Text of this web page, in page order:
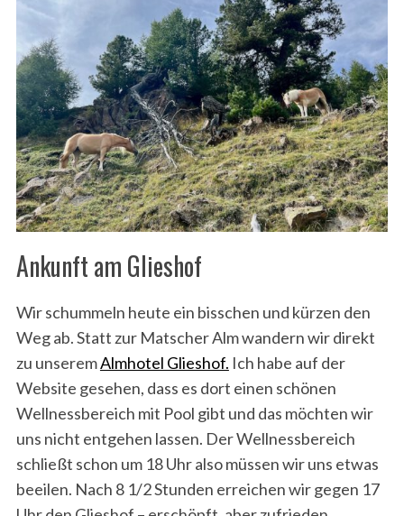
Ankunft am Glieshof
Wir schummeln heute ein bisschen und kürzen den
Weg ab. Statt zur Matscher Alm wandern wir direkt
zu unseremAlmhotel Glieshof. Ich habe auf der
Website gesehen, dass es dort einen schönen
Wellnessbereich mit Pool gibt und das möchten wir
uns nicht entgehen lassen. Der Wellnessbereich
schließt schon um 18 Uhr also müssen wir uns etwas
beeilen. Nach 8 1/2 Stunden erreichen wir gegen 17